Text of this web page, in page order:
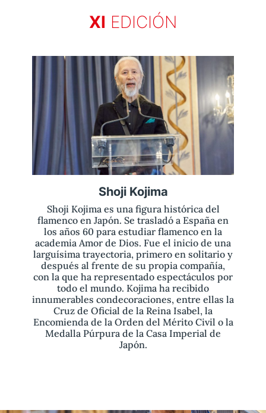
Aviso legal
de privacidad
XI EDICIÓN
Shoji Kojima
Shoji Kojima es una figura histórica del
flamenco en Japón. Se trasladó a España en
los años 60 para estudiar flamenco en la
academia Amor de Dios. Fue el inicio de una
larguísima trayectoria, primero en solitario y
después al frente de su propia compañía,
con la que ha representado espectáculos por
todo el mundo. Kojima ha recibido
innumerables condecoraciones, entre ellas la
Cruz de Oficial de la Reina Isabel, la
Encomienda de la Orden del Mérito Civil o la
Medalla Púrpura de la Casa Imperial de
Japón.